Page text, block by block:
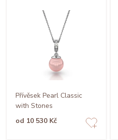
Přívěsek Pearl Classic
with Stones
od 10 530 Kč